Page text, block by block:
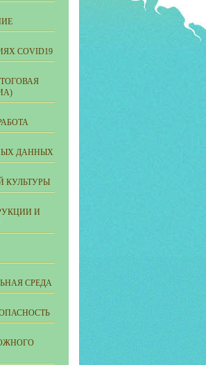
COVID19
ДАННЫХ
КУЛЬТУРЫ
И
СРЕДА